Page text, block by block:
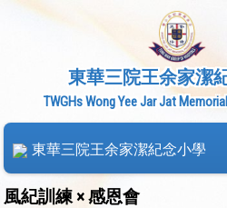
東華三院王余家潔
TWGHs Wong Yee Jar Jat
東華三院王余家潔紀念小學
風紀訓練 × 感恩會